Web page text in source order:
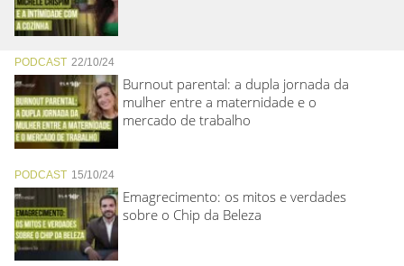
PODCAST 22/10/24
Burnout parental: a dupla jornada da
mulher entre a maternidade e o
mercado de trabalho
PODCAST 15/10/24
Emagrecimento: os mitos e verdades
sobre o Chip da Beleza